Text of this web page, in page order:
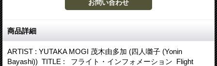
商品詳細
ARTIST : YUTAKA MOGI 茂木由多加 (四人囃子 (Yonin
Bayashi)) TITLE : フライト・インフォメーション Flight